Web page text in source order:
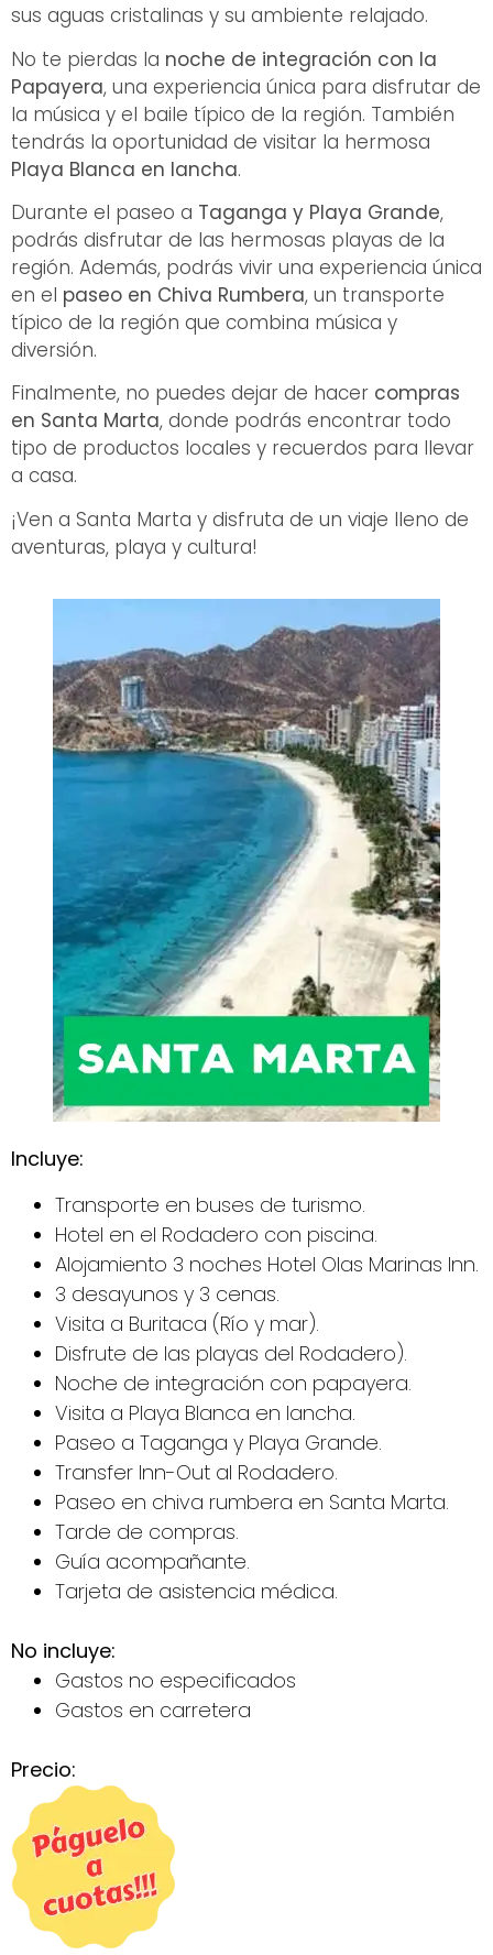
sus aguas cristalinas y su ambiente relajado.
No te pierdas la noche de integración con la
Papayera, una experiencia única para disfrutar de
la música y el baile típico de la región. También
tendrás la oportunidad de visitar la hermosa
Playa Blanca en lancha.
Durante el paseo a Taganga y Playa Grande,
podrás disfrutar de las hermosas playas de la
región. Además, podrás vivir una experiencia única
en el paseo en Chiva Rumbera, un transporte
típico de la región que combina música y
diversión.
Finalmente, no puedes dejar de hacer compras
en Santa Marta, donde podrás encontrar todo
tipo de productos locales y recuerdos para llevar
a casa.
¡Ven a Santa Marta y disfruta de un viaje lleno de
aventuras, playa y cultura!
Incluye:
Transporte en buses de turismo.
Hotel en el Rodadero con piscina.
Alojamiento 3 noches Hotel Olas Marinas Inn.
3 desayunos y 3 cenas.
Visita a Buritaca (Río y mar).
Disfrute de las playas del Rodadero).
Noche de integración con papayera.
Visita a Playa Blanca en lancha.
Paseo a Taganga y Playa Grande.
Transfer Inn-Out al Rodadero.
Paseo en chiva rumbera en Santa Marta.
Tarde de compras.
Guía acompañante.
Tarjeta de asistencia médica.
No incluye:
Gastos no especificados
Gastos en carretera
Precio: